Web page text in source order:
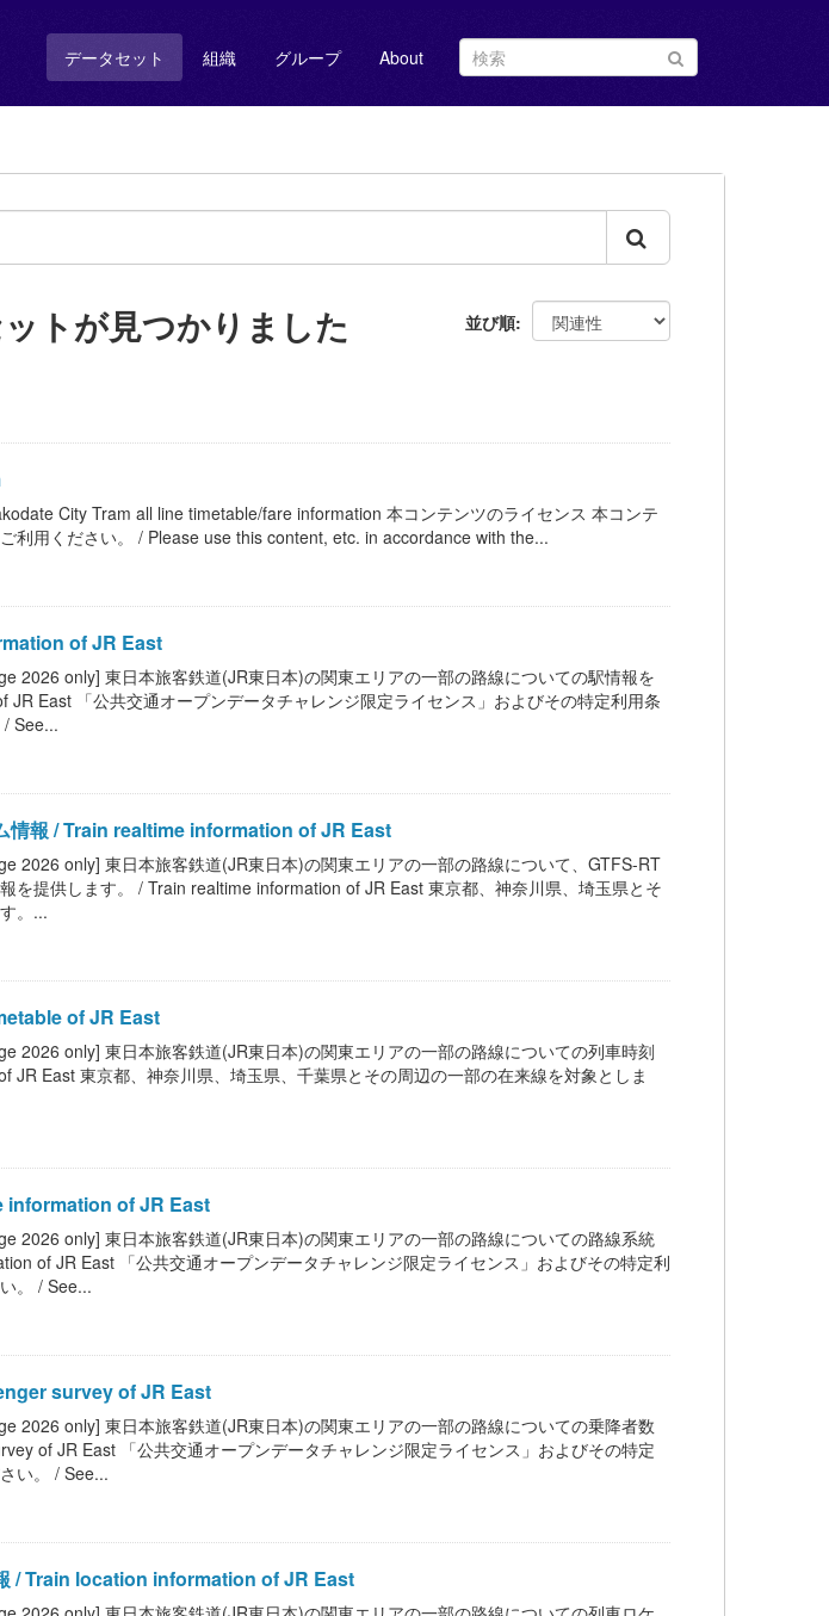
データセット 組織 グループ About
並び順
トが見つかりました
City Tram all line timetable/fare information 本コンテンツのライセンス 本コンテ
利用ください。 / Please use this content, etc. in accordance with the...
of JR East
2026 only] 東日本旅客鉄道(JR東日本)の関東エリアの一部の路線についての駅情報を
East 「公共交通オープンデータチャレンジ限定ライセンス」およびその特定利用条
See...
情報 / Train realtime information of JR East
2026 only] 東日本旅客鉄道(JR東日本)の関東エリアの一部の路線について、GTFS-RT
を提供します。 / Train realtime information of JR East 東京都、神奈川県、埼玉県とそ
。...
of JR East
2026 only] 東日本旅客鉄道(JR東日本)の関東エリアの一部の路線についての列車時刻
JR East 東京都、神奈川県、埼玉県、千葉県とその周辺の一部の在来線を対象としま
information of JR East
2026 only] 東日本旅客鉄道(JR東日本)の関東エリアの一部の路線についての路線系統
of JR East 「公共交通オープンデータチャレンジ限定ライセンス」およびその特定利
。 / See...
survey of JR East
2026 only] 東日本旅客鉄道(JR東日本)の関東エリアの一部の路線についての乗降者数
of JR East 「公共交通オープンデータチャレンジ限定ライセンス」およびその特定
い。 / See...
/ Train location information of JR East